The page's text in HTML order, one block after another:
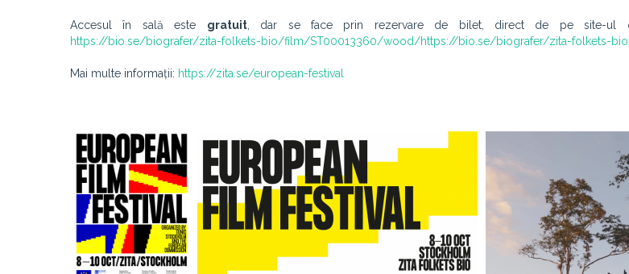
Accesul în sală este gratuit, dar se face prin rezervare de bilet, direct de pe site-ul
https://bio.se/biografer/zita-folkets-bio/film/ST00013360/wood/https://bio.se/biografer/zita-folkets-
Mai multe informații: https://zita.se/european-festival